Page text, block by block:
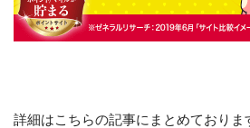
詳細はこちらの記事にまとめておりま